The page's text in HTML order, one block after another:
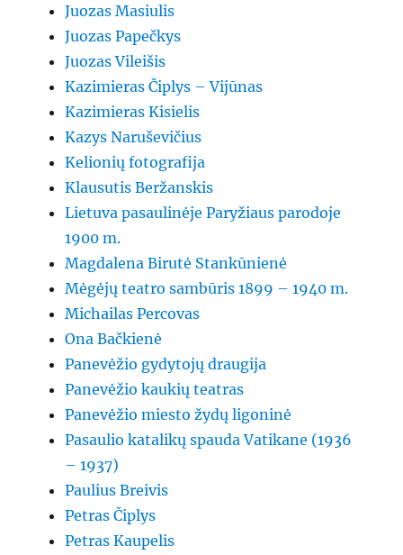
Juozas Masiulis
Juozas Papečkys
Juozas Vileišis
Kazimieras Čiplys – Vijūnas
Kazimieras Kisielis
Kazys Naruševičius
Kelionių fotografija
Klausutis Beržanskis
Lietuva pasaulinėje Paryžiaus parodoje
1900 m.
Magdalena Birutė Stankūnienė
Mėgėjų teatro sambūris 1899 – 1940 m.
Michailas Percovas
Ona Bačkienė
Panevėžio gydytojų draugija
Panevėžio kaukių teatras
Panevėžio miesto žydų ligoninė
Pasaulio katalikų spauda Vatikane (1936
– 1937)
Paulius Breivis
Petras Čiplys
Petras Kaupelis